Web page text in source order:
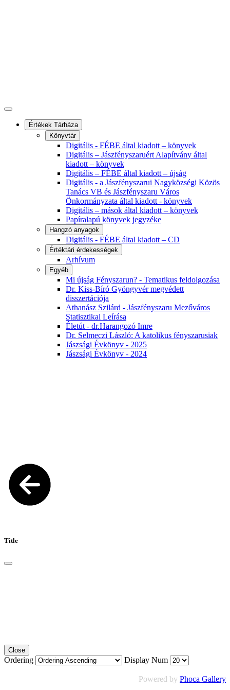
Értékek Tárháza
Könyvtár
Digitális - FÉBE által kiadott – könyvek
Digitális – Jászfényszaruért Alapítvány által
kiadott – könyvek
Digitális – FÉBE által kiadott – újság
Digitális - a Jászfényszarui Nagyközségi Közös
Tanács VB és Jászfényszaru Város
Önkormányzata által kiadott - könyvek
Digitális – mások által kiadott – könyvek
Papíralapú könyvek jegyzéke
Hangzó anyagok
Digitális - FÉBE által kiadott – CD
Értéktári érdekességek
Arhívum
Egyéb
Mi újság Fényszarun? - Tematikus feldolgozása
Dr. Kiss-Bíró Gyöngyvér megvédett
disszertációja
Athanász Szilárd - Jászfényszaru Mezőváros
Statisztikai Leírása
Életút - dr.Harangozó Imre
Dr. Selmeczi László: A katolikus fényszarusiak
Jászsági Évkönyv - 2025
Jászsági Évkönyv - 2024
Title
Close
Ordering Display Num
Powered by Phoca Gallery